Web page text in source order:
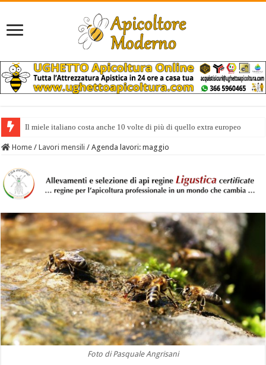
Il miele italiano costa anche 10 volte di più di quello extra europeo
Incontro tra IZSLT e Federazione Apicoltori Italiani
Home / Lavori mensili / Agenda lavori: maggio
Foto di Pasquale Angrisani